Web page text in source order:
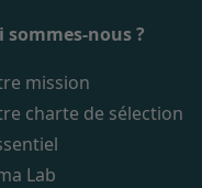
sommes-nous ?
mission
charte de sélection
Lab